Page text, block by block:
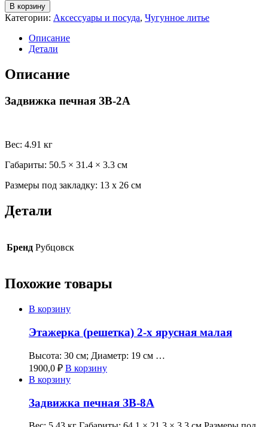
товара
Задвижка
печная
ЗВ-2А
В корзину
Категории: Аксессуары и посуда, Чугунное литье
Описание
Детали
Описание
Задвижка печная ЗВ-2А
Вес: 4.91 кг
Габариты: 50.5 × 31.4 × 3.3 см
Размеры под закладку: 13 х 26 см
Детали
Бренд Рубцовск
Похожие товары
В корзину
Этажерка (решетка) 2-х ярусная малая
Высота: 30 см; Диаметр: 19 см …
1900,0 ₽ В корзину
В корзину
Задвижка печная ЗВ-8А